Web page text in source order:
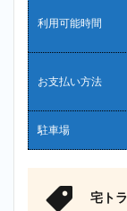
利用可能時間
お支払い方法
駐車場
宅トラ